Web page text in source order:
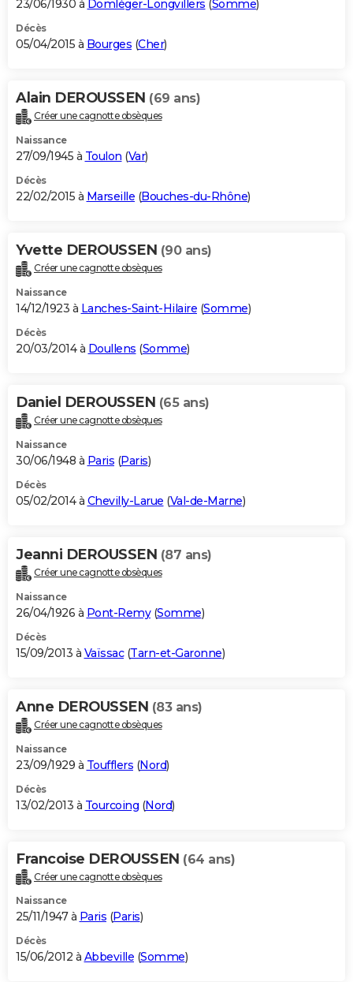
23/06/1930 à Domléger-Longvillers (Somme)
Décès
05/04/2015 à Bourges (Cher)
Alain DEROUSSEN (69 ans)
Créer une cagnotte obsèques
Naissance
27/09/1945 à Toulon (Var)
Décès
22/02/2015 à Marseille (Bouches-du-Rhône)
Yvette DEROUSSEN (90 ans)
Créer une cagnotte obsèques
Naissance
14/12/1923 à Lanches-Saint-Hilaire (Somme)
Décès
20/03/2014 à Doullens (Somme)
Daniel DEROUSSEN (65 ans)
Créer une cagnotte obsèques
Naissance
30/06/1948 à Paris (Paris)
Décès
05/02/2014 à Chevilly-Larue (Val-de-Marne)
Jeanni DEROUSSEN (87 ans)
Créer une cagnotte obsèques
Naissance
26/04/1926 à Pont-Remy(Somme)
Décès
15/09/2013 à Vaïssac(Tarn-et-Garonne)
Anne DEROUSSEN (83 ans)
Créer une cagnotte obsèques
Naissance
23/09/1929 à Toufflers (Nord)
Décès
13/02/2013 à Tourcoing (Nord)
Francoise DEROUSSEN (64 ans)
Créer une cagnotte obsèques
Naissance
25/11/1947 à Paris (Paris)
Décès
15/06/2012 à Abbeville (Somme)